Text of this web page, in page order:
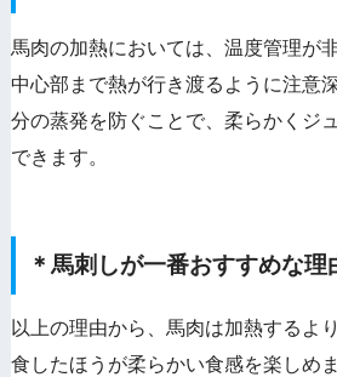
馬肉の加熱においては、温度管理が
中心部まで熱が行き渡るように注意
分の蒸発を防ぐことで、柔らかくジ
できます。
＊馬刺しが一番おすすめな理
以上の理由から、馬肉は加熱するよ
食したほうが柔らかい食感を楽しめま